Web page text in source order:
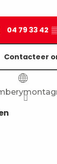
04 79 33 42
Contacteer